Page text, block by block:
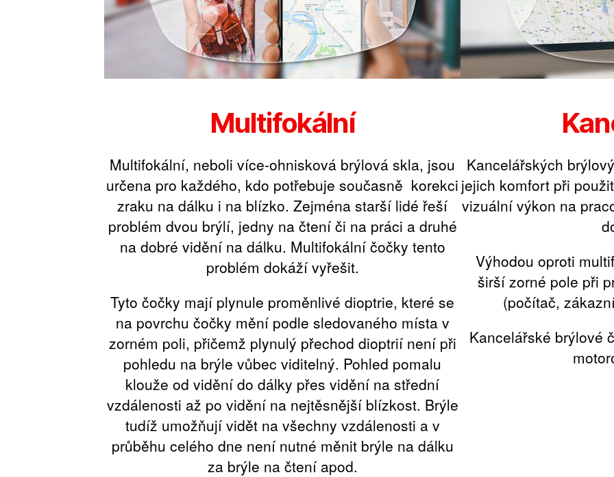
Multifokální
Multifokální, neboli více-ohnisková brýlová skla, jsou
určena pro každého, kdo potřebuje současně korekci
zraku na dálku i na blízko. Zejména starší lidé řeší
problém dvou brýlí, jedny na čtení či na práci a druhé
na dobré vidění na dálku. Multifokální čočky tento
problém dokáží vyřešit.
Tyto čočky mají plynule proměnlivé dioptrie, které se
na povrchu čočky mění podle sledovaného místa v
zorném poli, přičemž plynulý přechod dioptrií není při
pohledu na brýle vůbec viditelný. Pohled pomalu
klouže od vidění do dálky přes vidění na střední
vzdálenosti až po vidění na nejtěsnější blízkost. Brýle
tudíž umožňují vidět na všechny vzdálenosti a v
průběhu celého dne není nutné měnit brýle na dálku
za brýle na čtení apod.
Kancelářských
jejich komfort při
vizuální výkon na
Výhodou oproti
širší zorné pole při
(počítač,
Kancelářské brýlové